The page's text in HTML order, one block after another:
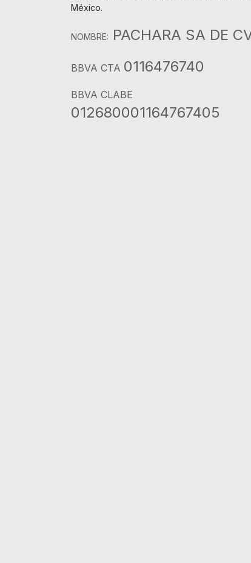
México.
NOMBRE: PACHARA SA DE
BBVA CTA 0116476740
BBVA CLABE
012680001164767405